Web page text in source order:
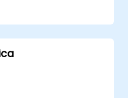
en Terraform.
módulos complejos
operadores